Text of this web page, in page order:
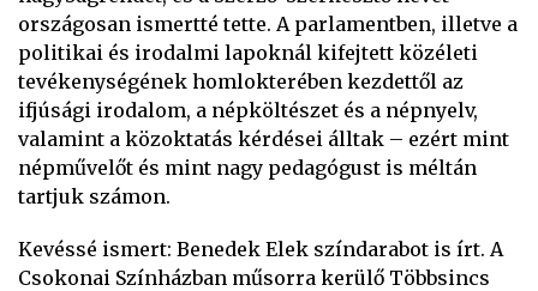
országosan ismertté tette. A parlamentben, illetve a
politikai és irodalmi lapoknál kifejtett közéleti
tevékenységének homlokterében kezdettől az
ifjúsági irodalom, a népköltészet és a népnyelv,
valamint a közoktatás kérdései álltak – ezért mint
népművelőt és mint nagy pedagógust is méltán
tartjuk számon.
Kevéssé ismert: Benedek Elek színdarabot is írt. A
Csokonai Színházban műsorra kerülő Többsincs